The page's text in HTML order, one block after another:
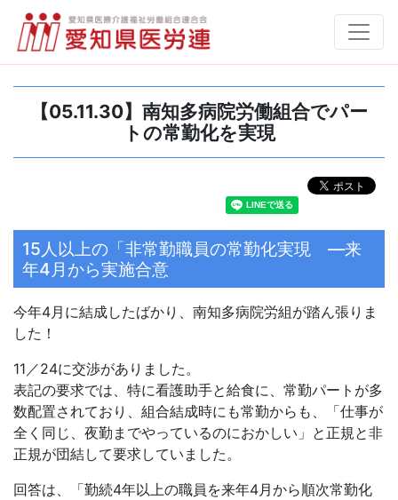
【05.11.30】南知多病院労働組合でパー
トの常勤化を実現
15人以上の「非常勤職員の常勤化実現 ―来
年4月から実施合意
今年4月に結成したばかり、南知多病院労組が踏ん張りま
した！
11／24に交渉がありました。
表記の要求では、特に看護助手と給食に、常勤パートが多
数配置されており、組合結成時にも常勤からも、「仕事が
全く同じ、夜勤までやっているのにおかしい」と正規と非
正規が団結して要求していました。
回答は、「勤続4年以上の職員を来年4月から順次常勤化